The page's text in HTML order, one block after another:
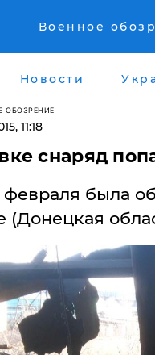
Военное
Новости
ОБОЗРЕНИЕ
11:18
снаряд
была
(Донецкая